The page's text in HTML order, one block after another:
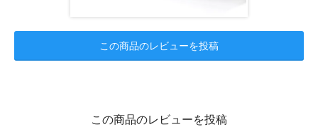
この商品のレビューを投稿
この商品のレビューを投稿